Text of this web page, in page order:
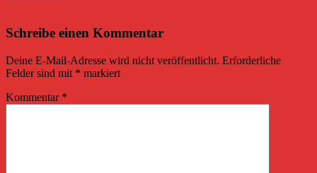
Schreibe einen Kommentar
Deine E-Mail-Adresse wird nicht veröffentlicht. Erforderliche
Felder sind mit * markiert
Kommentar *